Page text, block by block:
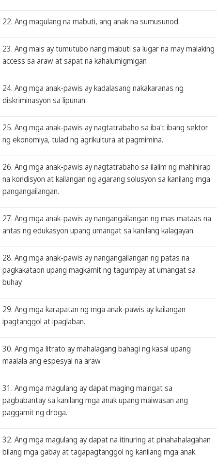
22. Ang magulang na mabuti, ang anak na sumusunod.
23. Ang mais ay tumutubo nang mabuti sa lugar na may malaking
access sa araw at sapat na kahalumigmigan
24. Ang mga anak-pawis ay kadalasang nakakaranas ng
diskriminasyon sa lipunan.
25. Ang mga anak-pawis ay nagtatrabaho sa iba't ibang sektor
ng ekonomiya, tulad ng agrikultura at pagmimina.
26. Ang mga anak-pawis ay nagtatrabaho sa ilalim ng mahihirap
na kondisyon at kailangan ng agarang solusyon sa kanilang mga
pangangailangan.
27. Ang mga anak-pawis ay nangangailangan ng mas mataas na
antas ng edukasyon upang umangat sa kanilang kalagayan.
28. Ang mga anak-pawis ay nangangailangan ng patas na
pagkakataon upang magkamit ng tagumpay at umangat sa
buhay.
29. Ang mga karapatan ng mga anak-pawis ay kailangan
ipagtanggol at ipaglaban.
30. Ang mga litrato ay mahalagang bahagi ng kasal upang
maalala ang espesyal na araw.
31. Ang mga magulang ay dapat maging maingat sa
pagbabantay sa kanilang mga anak upang maiwasan ang
paggamit ng droga.
32. Ang mga magulang ay dapat na itinuring at pinahahalagahan
bilang mga gabay at tagapagtanggol ng kanilang mga anak.